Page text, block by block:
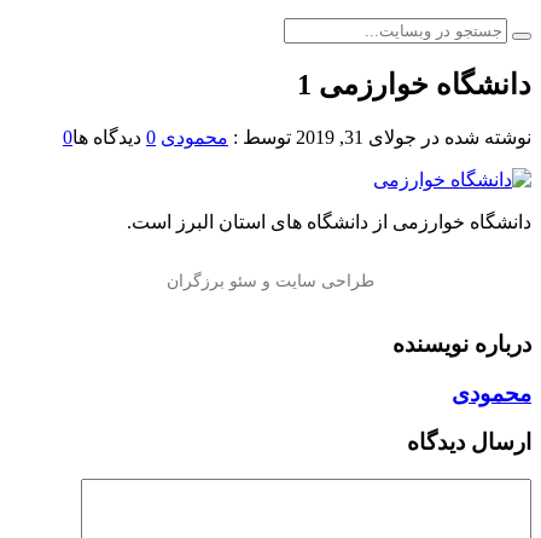
دانشگاه خوارزمی 1
نوشته شده در جولای 31, 2019 توسط : محمودی 0 دیدگاه ها0
دانشگاه خوارزمی از دانشگاه های استان البرز است.
درباره نویسنده
محمودی
ارسال دیدگاه